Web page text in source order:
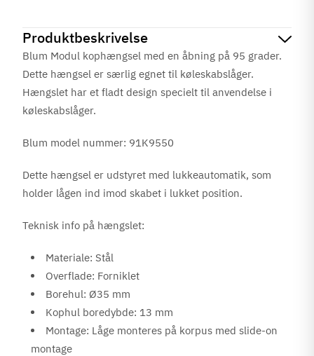
Produktbeskrivelse
Blum Modul kophængsel med en åbning på 95 grader.
Dette hængsel er særlig egnet til køleskabslåger.
Hængslet har et fladt design specielt til anvendelse i
køleskabslåger.
Blum model nummer: 91K9550
Dette hængsel er udstyret med lukkeautomatik, som
holder lågen ind imod skabet i lukket position.
Teknisk info på hængslet:
Materiale: Stål
Overflade: Forniklet
Borehul: Ø35 mm
Kophul boredybde: 13 mm
Montage: Låge monteres på korpus med slide-on
montage